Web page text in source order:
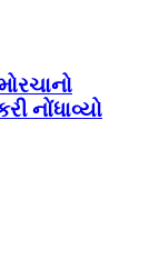
નોંધાવ્યો